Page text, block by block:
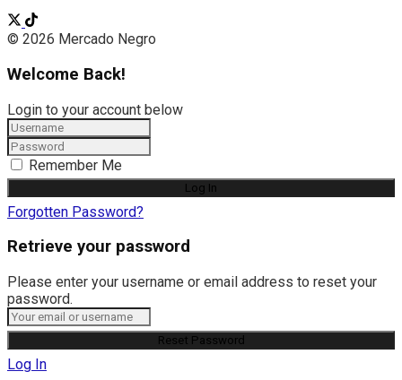
© 2026 Mercado Negro
Welcome Back!
Login to your account below
Remember Me
Forgotten Password?
Retrieve your password
Please enter your username or email address to reset your
password.
Log In